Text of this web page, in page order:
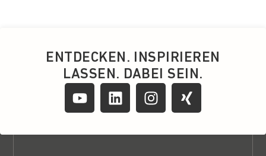
ENTDECKEN. INSPIRIEREN
LASSEN. DABEI SEIN.